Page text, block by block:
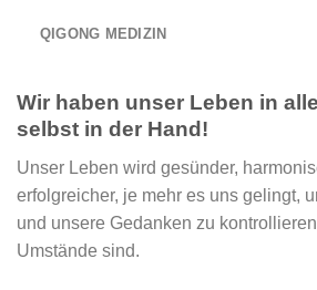
QIGONG MEDIZIN
Wir haben unser Leben in
selbst in der Hand!
Unser Leben wird gesünder,
erfolgreicher, je mehr es uns gelingt,
und unsere Gedanken zu
Umstände sind.